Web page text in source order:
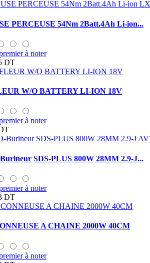
PERCEUSE 54Nm 2Batt.4Ah Li-ion...
à noter
DT
W/O BATTERY LI-ION 18V
à noter
SDS-PLUS 800W 28MM 2.9-J...
à noter
DT
A CHAINE 2000W 40CM
à noter